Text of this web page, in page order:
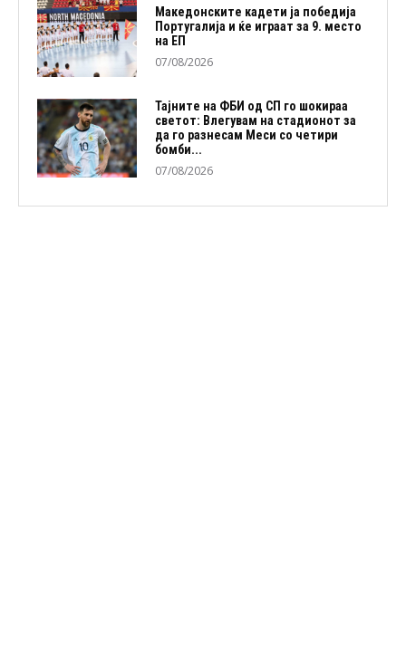
Македонските кадети ја победија
Португалија и ќе играат за 9. место
на ЕП
07/08/2026
Тајните на ФБИ од СП го шокираа
светот: Влегувам на стадионот за
да го разнесам Меси со четири
бомби...
07/08/2026